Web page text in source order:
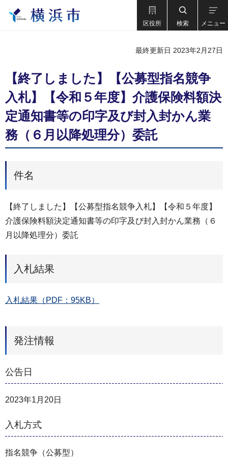
区役所 検索 メニュー
最終更新日 2023年2月27日
【終了しました】【公募型指名競争
⼊札】【令和５年度】介護保険料額決
定通知書等の印字及び封⼊封かん業
務（６⽉以降処理分）委託
件名
【終了しました】【公募型指名競争⼊札】【令和５年度】
介護保険料額決定通知書等の印字及び封⼊封かん業務（６
⽉以降処理分）委託
入札結果
入札結果（PDF：95KB）
発注情報
公告日
2023年1月20日
入札方式
指名競争（公募型）